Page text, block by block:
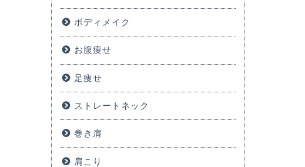
ボディメイク
お腹痩せ
足痩せ
ストレートネック
巻き肩
肩こり